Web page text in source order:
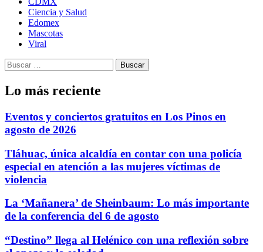
Ciencia y Salud
Edomex
Mascotas
Viral
Buscar:
Lo más reciente
Eventos y conciertos gratuitos en Los Pinos en
agosto de 2026
Tláhuac, única alcaldía en contar con una policía
especial en atención a las mujeres víctimas de
violencia
La ‘Mañanera’ de Sheinbaum: Lo más importante
de la conferencia del 6 de agosto
“Destino” llega al Helénico con una reflexión sobre